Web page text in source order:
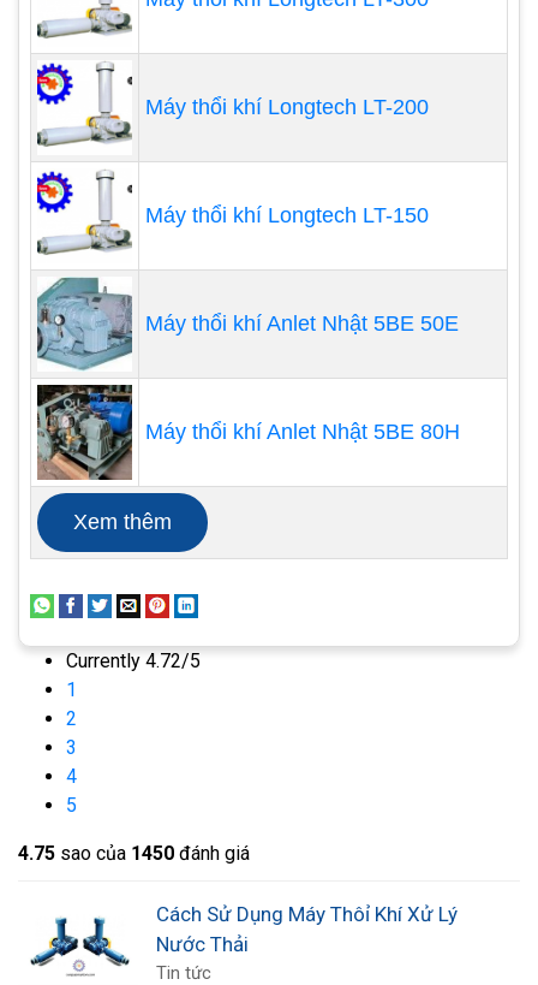
Máy thổi khí được sử dụng để sục khí vào bể sục
khí. Sục khí giúp tăng cường quá trình phân hủy
chất hữu cơ và khử mùi hôi trong nước thải.
Bể điều hòa:
Máy thổi khí được sử dụng để trộn đều nước thải
trong bể điều hòa. Trộn đều giúp giảm thiểu lắng
đọng và phân hủy kỵ khí trong bể.
Hệ thống SBR:
Máy thổi khí được sử dụng để cung cấp oxy cho vi
sinh vật trong hệ thống SBR. Hệ thống SBR là hệ
thống xử lý nước thải hoạt động theo chu kỳ, bao
gồm các giai đoạn nạp, sục khí, lắng và rút bùn.
Hệ thống MBR:
Máy thổi khí được sử dụng để cung cấp oxy cho vi
thống xử lý nước thải sử dụng màng lọc để phân
tách bùn và nước thải.
Ngoài ra, máy thổi khí còn được sử dụng trong một
số ứng dụng khác như:
Cung cấp khí cho các ao nuôi trồng thủy sản
Tạo khí cho các hệ thống sục khí
Máy thổi khí Longtech LT-200
Máy thổi khí Longtech LT-150
Máy thổi khí Anlet Nhật 5BE 50E
Máy thổi khí Anlet Nhật 5BE 80H
Xem thêm
Currently 4.72/5
1
2
3
4
5
4.75 sao của 1450 đánh giá
Cách Sử Dụng Máy Thôỉ Khí Xử Lý
Nước Thải
Tin tức